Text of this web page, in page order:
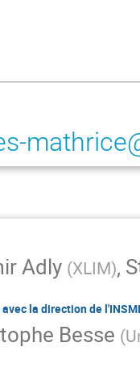
Adly (XLIM),
la direction de l'INSMI
Besse (